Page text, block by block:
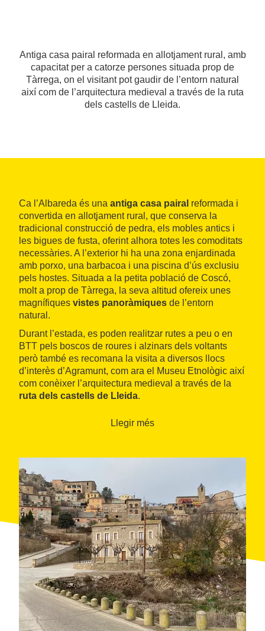
Antiga casa pairal reformada en allotjament rural, amb
capacitat per a catorze persones situada prop de
Tàrrega, on el visitant pot gaudir de l’entorn natural
així com de l’arquitectura medieval a través de la ruta
dels castells de Lleida.
Ca l’Albareda és una antiga casa pairal reformada i
convertida en allotjament rural, que conserva la
tradicional construcció de pedra, els mobles antics i
les bigues de fusta, oferint alhora totes les comoditats
necessàries. A l’exterior hi ha una zona enjardinada
amb porxo, una barbacoa i una piscina d’ús exclusiu
pels hostes. Situada a la petita població de Coscó,
molt a prop de Tàrrega, la seva altitud ofereix unes
magnífiques vistes panoràmiques de l’entorn
natural.
Durant l’estada, es poden realitzar rutes a peu o en
BTT pels boscos de roures i alzinars dels voltants
però també es recomana la visita a diversos llocs
d’interès d’Agramunt, com ara el Museu Etnològic així
com conèixer l’arquitectura medieval a través de la
ruta dels castells de Lleida.
Llegir més